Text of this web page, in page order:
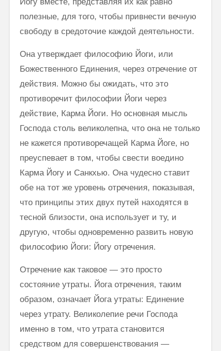
полезные, для того, чтобы привнести вечную
свободу в средоточие каждой деятельности.
Она утверждает философию Йоги, или
Божественного Единения, че­рез отречение от
действия. Можно бы ожидать, что это
противоречит философии Йоги через
действие, Карма Йоги. Но основная мысль
Гос­пода столь великолепна, что она не только
не кажется противоречащей Карма Йоге, но
преуспевает в том, чтобы свести воедино
Карма Йогу и Санкхью. Она чудесно ставит
обе на тот же уровень отречения, показывая,
что принципы этих двух путей находятся в
тесной близости, она исполь­зует и ту, и
другую, чтобы одновременно развить новую
философию Йоги: Йогу отречения.
Отречение как таковое — это просто
состояние утраты. Йога отрече­ния, таким
образом, означает Йога утраты: Единение
через утрату. Вели­колепие речи Господа
именно в том, что утрата становится
средством для совершенствования —